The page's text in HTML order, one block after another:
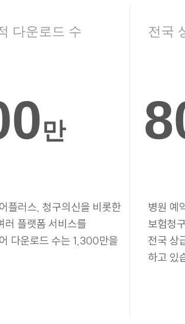
다운로드 수
만
플러스, 청구의신을 비롯한
러 플랫폼 서비스를
다운로드 수는 1,300만을
전국
병원 예
보험청
전국 상
하고 있